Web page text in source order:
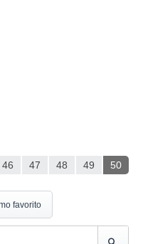
46 47 48 49 50
favorito